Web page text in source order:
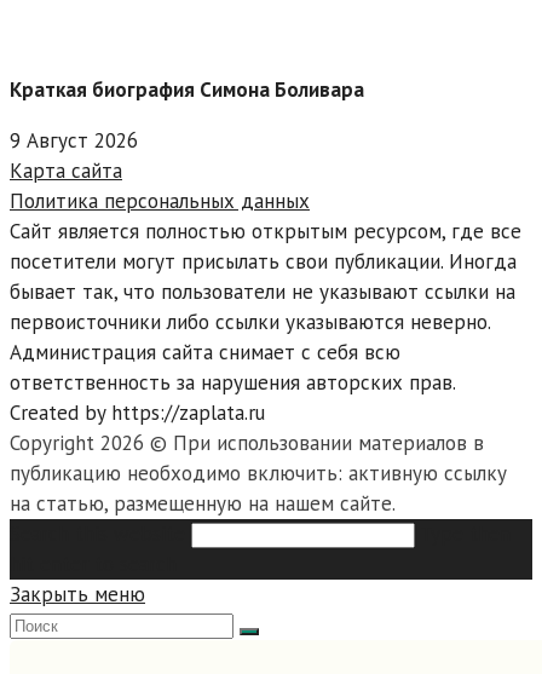
Краткая биография Симона Боливара
9 Август 2026
Карта сайта
Политика персональных данных
Сайт является полностью открытым ресурсом, где все
посетители могут присылать свои публикации. Иногда
бывает так, что пользователи не указывают ссылки на
первоисточники либо ссылки указываются неверно.
Администрация сайта снимает с себя всю
ответственность за нарушения авторских прав.
Created by https://zaplata.ru
Copyright 2026 © При использовании материалов в
публикацию необходимо включить: активную ссылку
на статью, размещенную на нашем сайте.
Закрыть меню